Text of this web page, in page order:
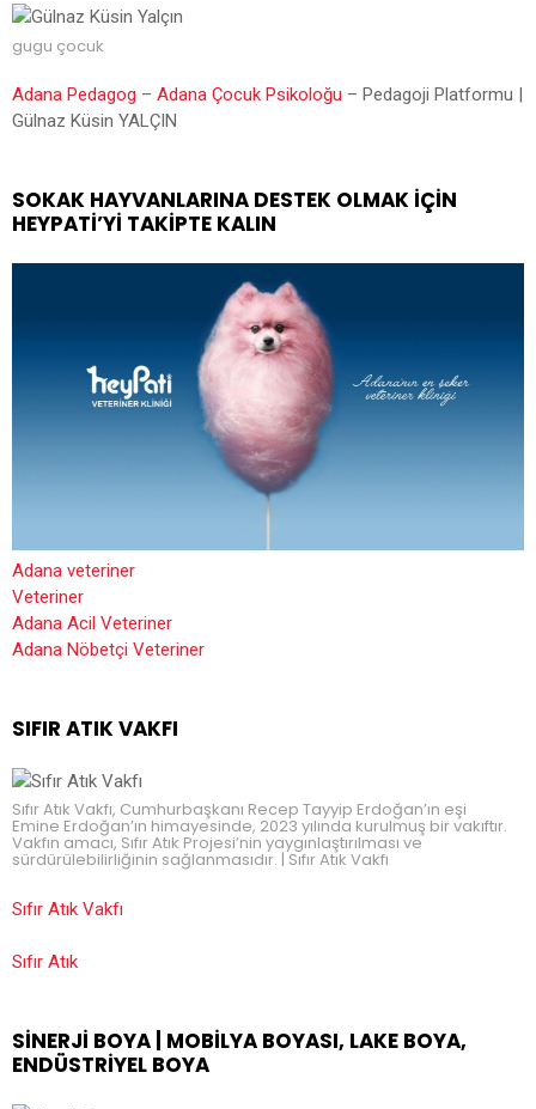
gugu çocuk
Adana Pedagog – Adana Çocuk Psikoloğu – Pedagoji Platformu |
Gülnaz Küsin YALÇIN
SOKAK HAYVANLARINA DESTEK OLMAK İÇIN
HEYPATİ’YI TAKIPTE KALIN
Adana veteriner
Veteriner
Adana Acil Veteriner
Adana Nöbetçi Veteriner
SIFIR ATIK VAKFI
Sıfır Atık Vakfı, Cumhurbaşkanı Recep Tayyip Erdoğan’ın eşi
Emine Erdoğan’ın himayesinde, 2023 yılında kurulmuş bir vakıftır.
Vakfın amacı, Sıfır Atık Projesi’nin yaygınlaştırılması ve
sürdürülebilirliğinin sağlanmasıdır. | Sıfır Atık Vakfı
Sıfır Atık Vakfı
Sıfır Atık
SINERJI BOYA | MOBILYA BOYASI, LAKE BOYA,
ENDÜSTRIYEL BOYA